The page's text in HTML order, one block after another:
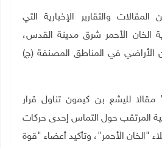
والتقارير الإخبارية التي
الخان الأحمر شرق مدينة القدس،
الأراضي في المناطق المصنفة (ج)
لليشع بن كيمون تناول قرار
المرتقب حول التماس إحدى حركات
"الخان الأحمر"، وتأكيد أعضاء "قوة